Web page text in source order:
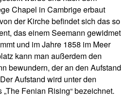
Chapel in Cambrige erbaut
der Kirche befindet sich das so
das einem Seemann gewidmet
und im Jahre 1858 im Meer
kann man außerdem den
bewundern, der an den Aufstand
Aufstand wird unter den
Fenian Rising“ bezeichnet.